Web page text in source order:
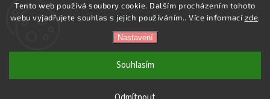
Tento web používá soubory cookie. Dalším procházením tohoto
webu vyjadřujete souhlas s jejich používáním.. Více informacízde.
Nastavení
Souhlasím
Reklamace a vrácení zboží